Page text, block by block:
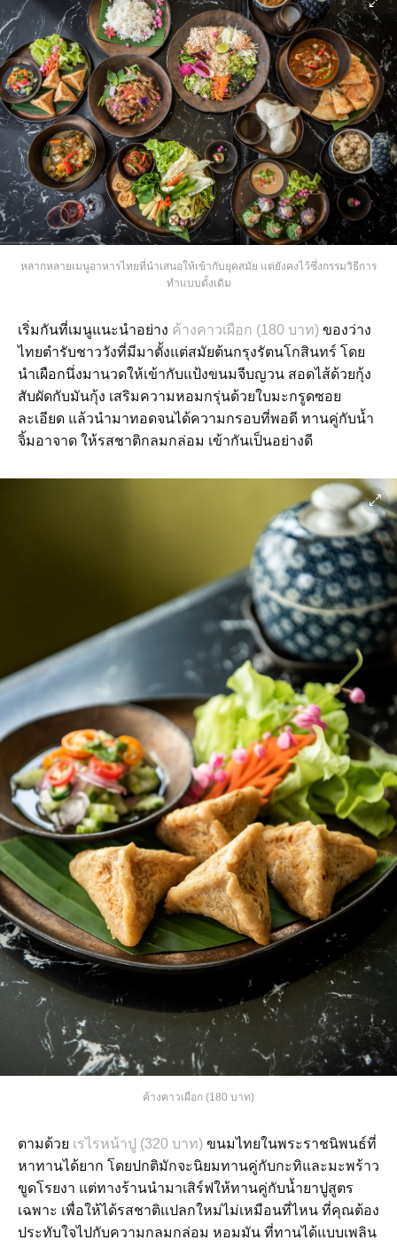
หลากหลายเมนูอาหารไทยที่นำเสนอให้เข้ากับยุคสมัย แต่ยังคงไว้ซึ่งกรรมวิธีการ
ทำแบบดั้งเดิม
เริ่มกันที่เมนูแนะนำอย่าง ค้างคาวเผือก (180 บาท) ของว่าง
ไทยตำรับชาววังที่มีมาตั้งแต่สมัยต้นกรุงรัตนโกสินทร์ โดย
นำเผือกนึ่งมานวดให้เข้ากับแป้งขนมจีบญวน สอดไส้ด้วยกุ้ง
สับผัดกับมันกุ้ง เสริมความหอมกรุ่นด้วยใบมะกรูดซอย
ละเอียด แล้วนำมาทอดจนได้ความกรอบที่พอดี ทานคู่กับน้ำ
จิ้มอาจาด ให้รสชาติกลมกล่อม เข้ากันเป็นอย่างดี
ค้างคาวเผือก (180 บาท)
ตามด้วย เรไรหน้าปู (320 บาท) ขนมไทยในพระราชนิพนธ์ที่
หาทานได้ยาก โดยปกติมักจะนิยมทานคู่กับกะทิและมะพร้าว
ขูดโรยงา แต่ทางร้านนำมาเสิร์ฟให้ทานคู่กับน้ำยาปูสูตร
เฉพาะ เพื่อให้ได้รสชาติแปลกใหม่ไม่เหมือนที่ไหน ที่คุณต้อง
ประทับใจไปกับความกลมกล่อม หอมมัน ที่ทานได้แบบเพลิน